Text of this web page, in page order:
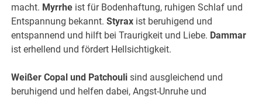
macht. Myrrhe ist für Bodenhaftung, ruhigen Schlaf und
Entspannung bekannt.Styrax ist beruhigend und
entspannend und hilft bei Traurigkeit und Liebe. Dammar
ist erhellend und fördert Hellsichtigkeit.
Weißer Copal und Patchouli sind ausgleichend und
beruhigend und helfen dabei, Angst-Unruhe und